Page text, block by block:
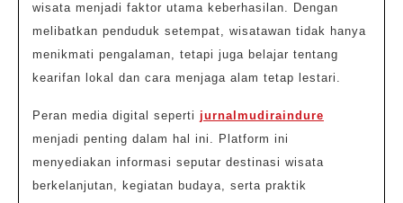
wisata menjadi faktor utama keberhasilan. Dengan
melibatkan penduduk setempat, wisatawan tidak hanya
menikmati pengalaman, tetapi juga belajar tentang
kearifan lokal dan cara menjaga alam tetap lestari.
Peran media digital seperti jurnalmudiraindure
menjadi penting dalam hal ini. Platform ini
menyediakan informasi seputar destinasi wisata
berkelanjutan, kegiatan budaya, serta praktik